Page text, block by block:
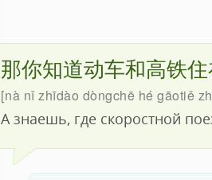
那你知道动车和高铁
nà nǐ zhīdào dòngchē hé gāotiě
А знаешь, где скоростной